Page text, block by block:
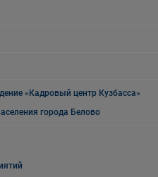
«Кадровый центр Кузбасса»
города Белово